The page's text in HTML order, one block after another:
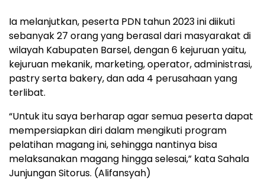
Ia melanjutkan, peserta PDN tahun 2023 ini diikuti
sebanyak 27 orang yang berasal dari masyarakat di
wilayah Kabupaten Barsel, dengan 6 kejuruan yaitu,
kejuruan mekanik, marketing, operator, administrasi,
pastry serta bakery, dan ada 4 perusahaan yang
terlibat.
“Untuk itu saya berharap agar semua peserta dapat
mempersiapkan diri dalam mengikuti program
pelatihan magang ini, sehingga nantinya bisa
melaksanakan magang hingga selesai,” kata Sahala
Junjungan Sitorus. (Alifansyah)